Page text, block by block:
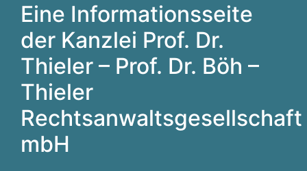
Eine Informationsseite
der Kanzlei Prof. Dr.
Thieler – Prof. Dr. Böh –
Thieler
Rechtsanwaltsgesellschaft
mbH